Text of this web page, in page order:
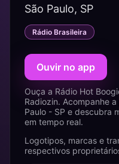
São Paulo, SP
Rádio Brasileira
Ouvir no app
Ouça a Rádio Hot
Radiozin. Acompanhe
Paulo - SP e descubra
em tempo real.
Logotipos, marcas e
respectivos